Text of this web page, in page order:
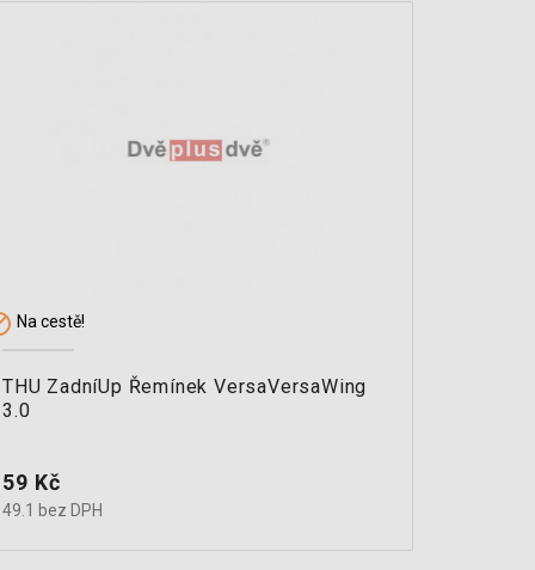
Na cestě!
THU ZadníUp Řemínek VersaVersaWing
3.0
Cena
59 Kč
49.1 bez DPH